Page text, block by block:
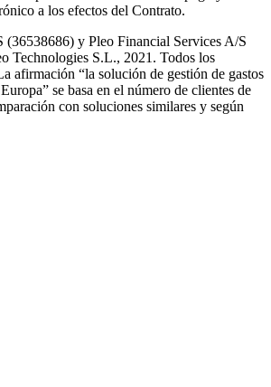
a los efectos del Contrato.
(36538686) y Pleo Financial Services A/S
Technologies S.L., 2021. Todos los
afirmación “la solución de gestión de gastos
se basa en el número de clientes de
con soluciones similares y según